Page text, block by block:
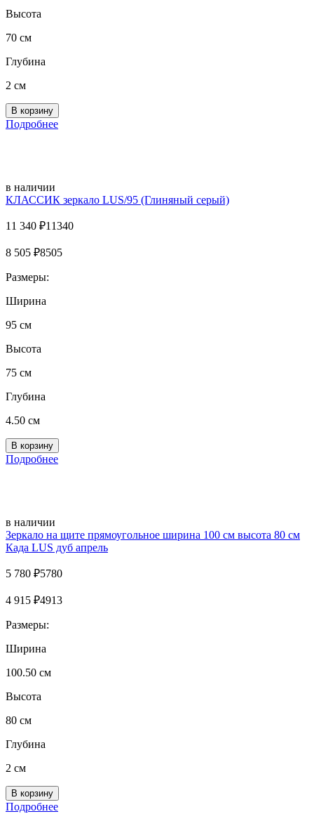
Высота
70 см
Глубина
2 см
Подробнее
в наличии
КЛАССИК зеркало LUS/95 (Глиняный серый)
11 340 ₽11340
8 505 ₽8505
Размеры:
Ширина
95 см
Высота
75 см
Глубина
4.50 см
Подробнее
в наличии
Зеркало на щите прямоугольное ширина 100 см высота 80 см
Када LUS дуб апрель
5 780 ₽5780
4 915 ₽4913
Размеры:
Ширина
100.50 см
Высота
80 см
Глубина
2 см
Подробнее